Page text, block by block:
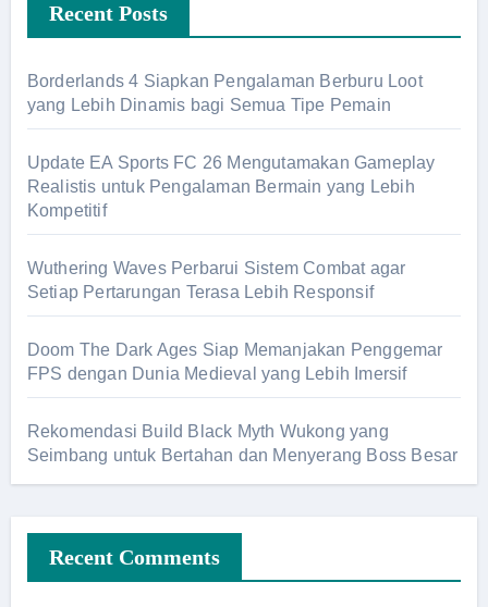
Recent Posts
Borderlands 4 Siapkan Pengalaman Berburu Loot
yang Lebih Dinamis bagi Semua Tipe Pemain
Update EA Sports FC 26 Mengutamakan Gameplay
Realistis untuk Pengalaman Bermain yang Lebih
Kompetitif
Wuthering Waves Perbarui Sistem Combat agar
Setiap Pertarungan Terasa Lebih Responsif
Doom The Dark Ages Siap Memanjakan Penggemar
FPS dengan Dunia Medieval yang Lebih Imersif
Rekomendasi Build Black Myth Wukong yang
Seimbang untuk Bertahan dan Menyerang Boss Besar
Recent Comments